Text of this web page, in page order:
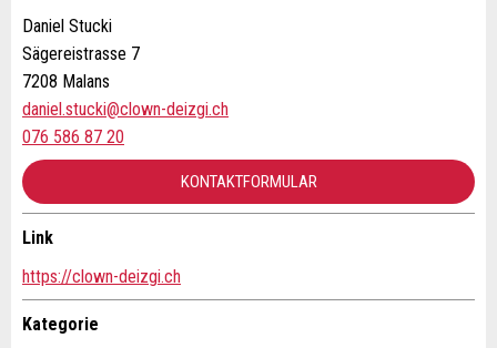
Allgemeines Feedback
Anzeige nicht mehr gültig
Anzeige unvollständig
* Eingabe erforderlich
ANZEIGE WEITEREMPFEHLEN
Daniel Stucki
Sägereistrasse 7
7208 Malans
daniel.stucki@clown-deizgi.ch
076 586 87 20
KONTAKTFORMULAR
Kontakt
Verfassen Sie eine Nachricht für die Kontaktpersonen dieser
Link
https://clown-deizgi.ch
Kategorie